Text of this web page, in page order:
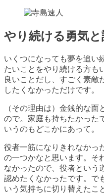
やり続ける勇気
いくつになっても夢を追い
たいことをやり続ける方も
良いことだし、すごく素敵
したくなかっただけです。
（その理由は）金銭的な
ので。家庭も持ちたかった
いうのもどこかにあって。
役者一筋になりきれなかっ
の一つかなと思います。そ
なかったので、役者という
認めたくなかったです。で
いう気持ちに切り替えたこ